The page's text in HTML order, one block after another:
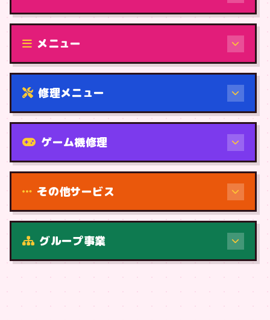
修理（機種から）
メニュー
修理メニュー
機種から
ゲーム機修理
その他サービス
グループ事業